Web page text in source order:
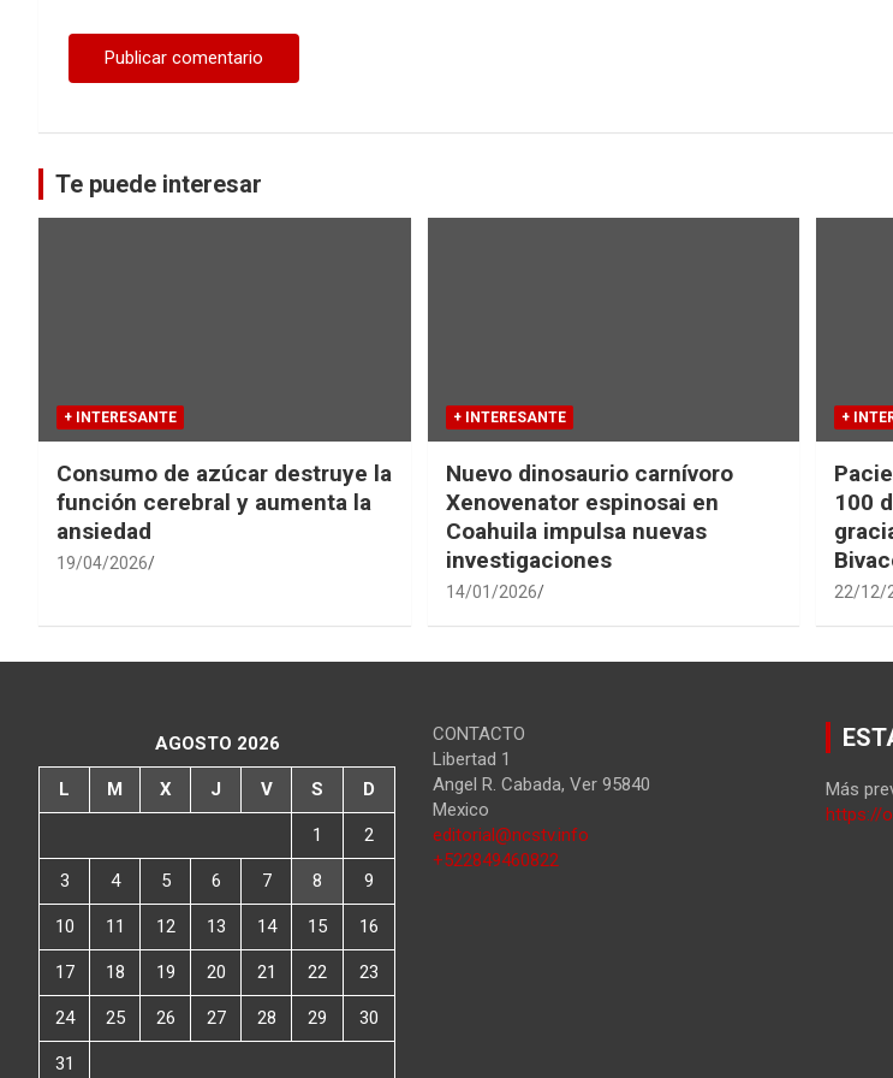
Te puede interesar
+ INTERESANTE
Consumo de azúcar destruye la
función cerebral y aumenta la
ansiedad
19/04/2026
+ INTERESANTE
Nuevo dinosaurio carnívoro
Xenovenator espinosai en
Coahuila impulsa nuevas
investigaciones
14/01/2026
+
100
22/12/
AGOSTO 2026
L M X J V S D
1 2
3 4 5 6 7 8 9
10 11 12 13 14 15 16
17 18 19 20 21 22 23
24 25 26 27 28 29 30
31
CONTACTO
Libertad 1
Angel R. Cabada, Ver 95840
Mexico
editorial@ncstv.info
+522849460822
Más
https://